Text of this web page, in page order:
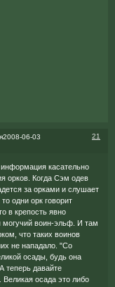
21
2008-06-03
касательно
орков. Когда Сэм одев
за орками и слушает
одни орк говорит
в крепость явно
могучий воин-эльф. И там
что таких воинов
не нападало. "Со
осады, будь она
теперь давайте
осада это либо